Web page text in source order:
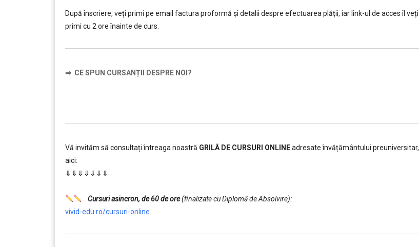
După înscriere, veți primi pe email factura proformă și detalii despre efectuarea plății, iar link-ul de acces îl veți
primi cu 2 ore înainte de curs.
⇒ CE SPUN CURSANȚII DESPRE NOI?
Vă invităm să consultați întreaga noastră GRILĂ DE CURSURI ONLINEadresate învățământului preuniversitar,
aici:
⇓⇓⇓⇓⇓⇓⇓
Cursuri asincron, de 60 de ore(finalizate cu Diplomă de Absolvire):
vivid-edu.ro/cursuri-online